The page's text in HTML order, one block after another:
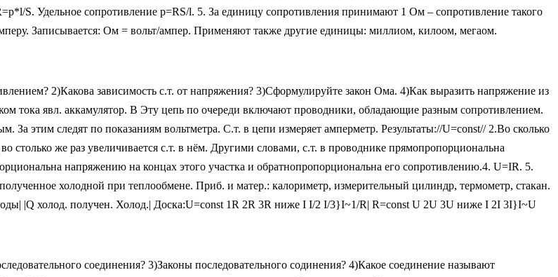
S. Удельное сопротивление p=RS/l. 5. За единицу сопротивления принимают 1 Ом – сопротивление такого
Записывается: Ом = вольт/ампер. Применяют также другие единицы: миллиом, килоом, мегаом.
2)Какова зависимость с.т. от напряжения? 3)Сформулируйте закон Ома. 4)Как выразить напряжение из
тока явл. аккамулятор. В Эту цепь по очереди включают проводники, обладающие разным сопротивлением.
этим следят по показаниям вольтметра. С.т. в цепи измеряет амперметр. Результаты://U=const// 2.Во сколько
столько же раз увеличивается с.т. в нём. Другими словами, с.т. в проводнике прямопропорциональна
напряжению на концах этого участка и обратнопропорциональна его сопротивлению.4. U=IR. 5.
холодной при теплообмене. Приб. и матер.: калориметр, измерительный цилиндр, термометр, стакан.
|Q холод. получен. Холод.| Доска:U=const 1R 2R 3R ниже I I/2 I/3}I~1/R| R=const U 2U 3U ниже I 2I 3I}I~U
соединения? 3)Законы последовательного содинения? 4)Какое соединение называют